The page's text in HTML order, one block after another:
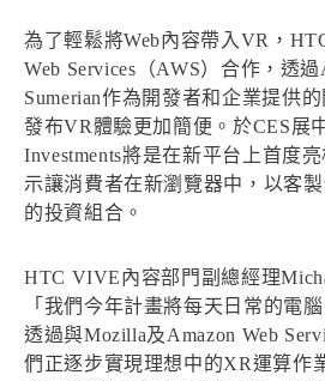
為了輕鬆將Web內容帶入VR，
Web Services（AWS）合作，透
Sumerian作為開發者和企業提供
發布VR體驗更加簡便。於CES展
Investments將是在新平台上首度
示讓消費者在新瀏覽器中，以客
的投資組合。
HTC VIVE內容部門副總經理
「我們今年計畫將每天日常的電
透過與Mozilla及Amazon Web
們正逐步實現理想中的XR運算作